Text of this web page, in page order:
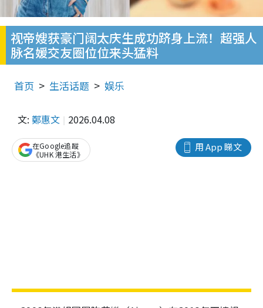
视帝嫂获豪门阔太庆生成功跻身上流！超强人
脉名媛交友圈位位来头猛料
首页 生活话题 娱乐
文: 鄭惠文 2026.04.08
用 App 睇文
在Google追蹤
《UHK 港生活》